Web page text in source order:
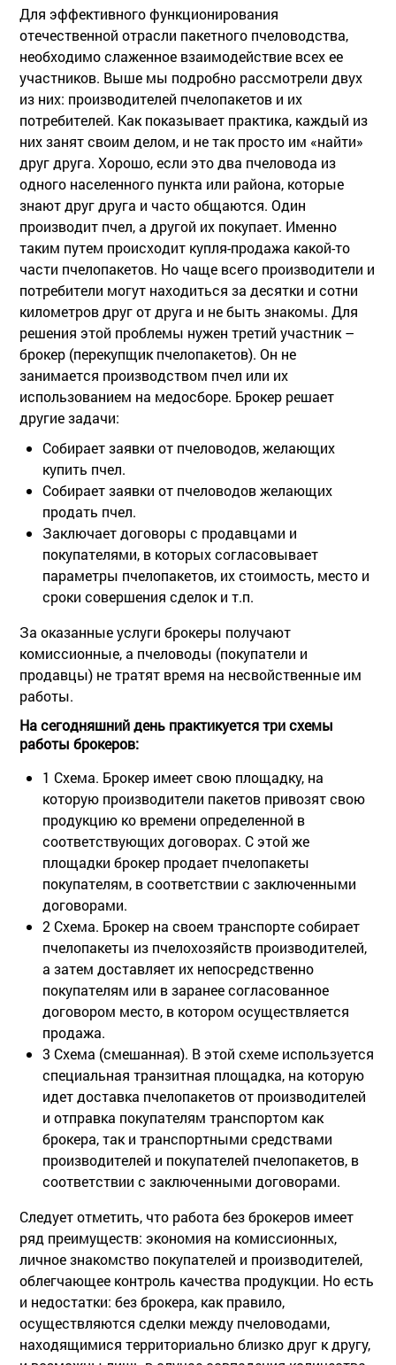
Для эффективного функционирования
отечественной отрасли пакетного пчеловодства,
необходимо слаженное взаимодействие всех ее
участников. Выше мы подробно рассмотрели двух
из них: производителей пчелопакетов и их
потребителей. Как показывает практика, каждый из
них занят своим делом, и не так просто им «найти»
друг друга. Хорошо, если это два пчеловода из
одного населенного пункта или района, которые
знают друг друга и часто общаются. Один
производит пчел, а другой их покупает. Именно
таким путем происходит купля-продажа какой-то
части пчелопакетов. Но чаще всего производители и
потребители могут находиться за десятки и сотни
километров друг от друга и не быть знакомы. Для
решения этой проблемы нужен третий участник –
брокер (перекупщик пчелопакетов). Он не
занимается производством пчел или их
использованием на медосборе. Брокер решает
другие задачи:
Собирает заявки от пчеловодов, желающих
купить пчел.
Собирает заявки от пчеловодов желающих
продать пчел.
Заключает договоры с продавцами и
покупателями, в которых согласовывает
параметры пчелопакетов, их стоимость, место и
сроки совершения сделок и т.п.
За оказанные услуги брокеры получают
комиссионные, а пчеловоды (покупатели и
продавцы) не тратят время на несвойственные им
работы.
На сегодняшний день практикуется три схемы
работы брокеров:
1 Схема. Брокер имеет свою площадку, на
которую производители пакетов привозят свою
продукцию ко времени определенной в
соответствующих договорах. С этой же
площадки брокер продает пчелопакеты
покупателям, в соответствии с заключенными
договорами.
2 Схема. Брокер на своем транспорте собирает
пчелопакеты из пчелохозяйств производителей,
а затем доставляет их непосредственно
покупателям или в заранее согласованное
договором место, в котором осуществляется
продажа.
3 Схема (смешанная). В этой схеме используется
специальная транзитная площадка, на которую
идет доставка пчелопакетов от производителей
и отправка покупателям транспортом как
брокера, так и транспортными средствами
производителей и покупателей пчелопакетов, в
соответствии с заключенными договорами.
Следует отметить, что работа без брокеров имеет
ряд преимуществ: экономия на комиссионных,
личное знакомство покупателей и производителей,
облегчающее контроль качества продукции. Но есть
и недостатки: без брокера, как правило,
осуществляются сделки между пчеловодами,
находящимися территориально близко друг к другу,